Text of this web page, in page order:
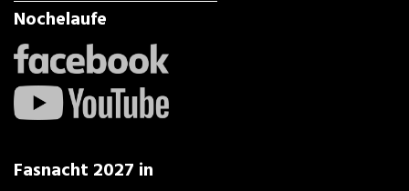
Nochelaufe
Fasnacht 2027 in